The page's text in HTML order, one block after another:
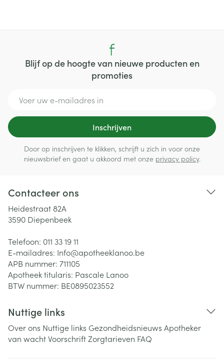
Blijf op de hoogte van nieuwe producten en
promoties
Inschrijven
Door op inschrijven te klikken, schrijft u zich in voor onze
nieuwsbrief en gaat u akkoord met onze privacy policy.
Contacteer ons
Heidestraat 82A
3590 Diepenbeek
Telefoon: 011 33 19 11
E-mailadres: Info@apotheeklanoo.be
APB nummer: 711105
Apotheek titularis: Pascale Lanoo
BTW nummer: BE0895023552
Nuttige links
Over ons Nuttige links Gezondheidsnieuws Apotheker
van wachtVoorschriftZorgtarieven FAQ